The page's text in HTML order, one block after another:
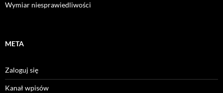
Wymiar niesprawiedliwości
META
Zaloguj się
Kanał wpisów